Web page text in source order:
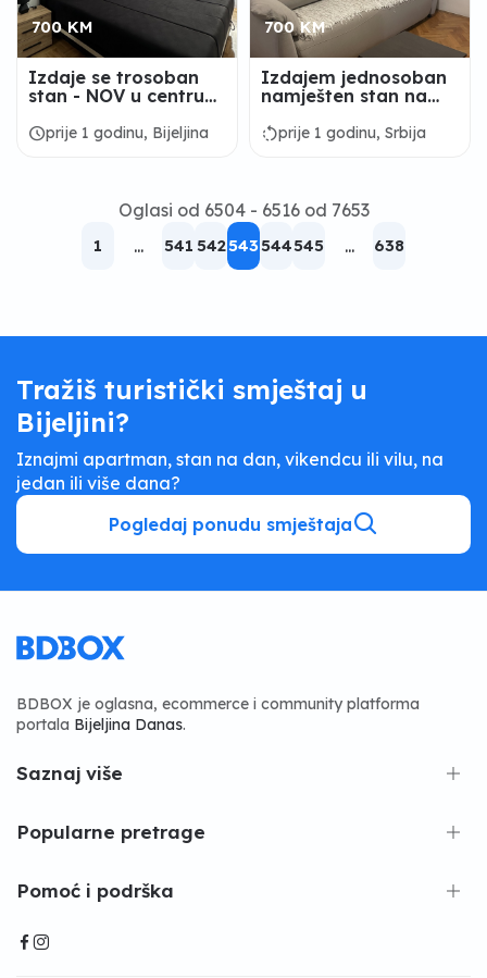
700 KM
Izdaje se trosoban
stan - NOV u centru
scheduleprije 1 godinu, Bijeljina
700 KM
Izdajem jednosoban
namješten stan na
Sadu
rotate_leftprije 1 godinu, Srbija
Oglasi od 6504 - 6516 od 7653
1 ... 541 542543544545 ... 638
Tražiš turistički smještaj u
Bijeljini?
Iznajmi apartman, stan na dan, vikendcu ili vilu, na
jedan ili više dana?
Pogledaj ponudu smještaja
BDBOX je oglasna, ecommerce i community platforma
portala Bijeljina Danas.
Saznaj više
Popularne pretrage
Pomoć i podrška